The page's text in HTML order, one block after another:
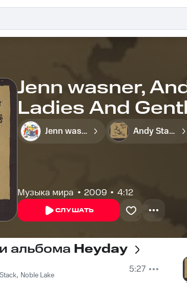
Jenn wasner,
Ladies And
Jenn wasner Andy Stack
Музыка мира 2009 4:12
СЛУШАТЬ
альбома Heyday
, Noble Lake
5:27